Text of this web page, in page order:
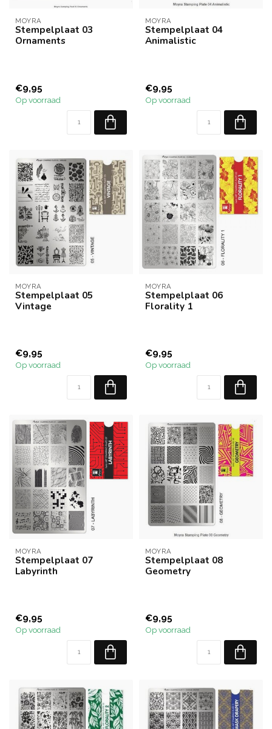
MOYRA
Stempelplaat 03
Ornaments
€9,95
Op voorraad
MOYRA
Stempelplaat 04
Animalistic
€9,95
Op voorraad
MOYRA
Stempelplaat 05
Vintage
€9,95
Op voorraad
MOYRA
Stempelplaat 06
Florality 1
€9,95
Op voorraad
MOYRA
Stempelplaat 07
Labyrinth
€9,95
Op voorraad
MOYRA
Stempelplaat 08
Geometry
€9,95
Op voorraad